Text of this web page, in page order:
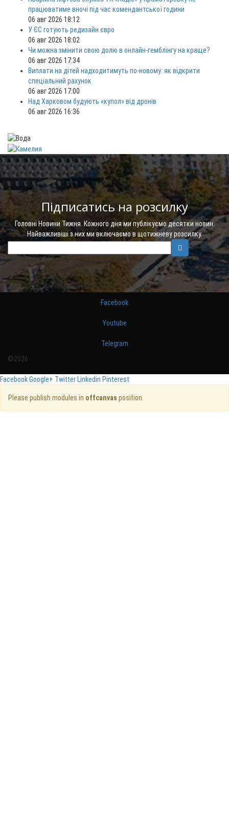
працюватиме вночі під час комендантської години
06 авг 2026 18:12
У ЄС готують редизайн євро
06 авг 2026 18:02
Чи можна змінити свою долю в онлайн-гемблінгу на краще?
06 авг 2026 17:34
Виплати на дітей надходитимуть по-новому: як відкрити
спеціальний рахунок
06 авг 2026 17:00
Над Харковом будують «купол» від дронів
06 авг 2026 16:36
Підписатись на розсилку
Головні Новини Тижня. Кожного дня ми публікуємо десятки новин.
Найважливіші з них ми включаємо в щотижневу розсилку.
Facebook
Youtube
Telegram
©2026
FacebookGoogle+ Twitter Linkedin Pinterest
Please publish modules in offcanvas position.